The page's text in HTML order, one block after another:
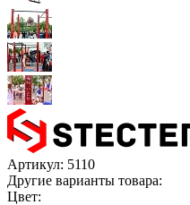
Артикул: 5110
Другие варианты товара:
Цвет: